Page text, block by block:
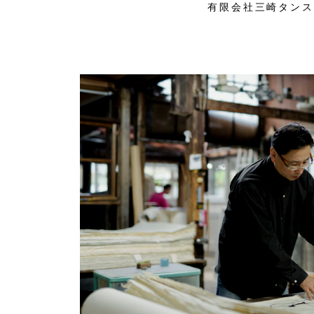
有限会社三崎タン